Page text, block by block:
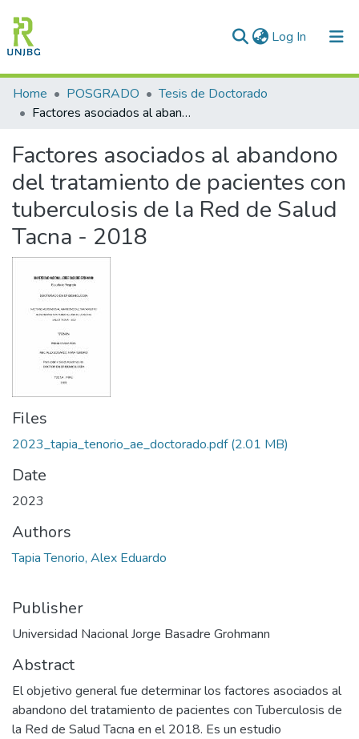
Log In (current)
Communities & Collections
All of DSpace
Statistics
Enviar tesis
Home POSGRADO
Tesis de Doctorado
Factores asociados al abandono del tratamiento de pacientes con tuberculosis de la Red de Salud Tacna - 2018
Factores asociados al abandono
del tratamiento de pacientes con
tuberculosis de la Red de Salud
Tacna - 2018
Files
2023_tapia_tenorio_ae_doctorado.pdf(2.01 MB)
Date
2023
Authors
Tapia Tenorio, Alex Eduardo
Publisher
Universidad Nacional Jorge Basadre Grohmann
Abstract
El objetivo general fue determinar los factores asociados al
abandono del tratamiento de pacientes con Tuberculosis de
la Red de Salud Tacna en el 2018. Es un estudio